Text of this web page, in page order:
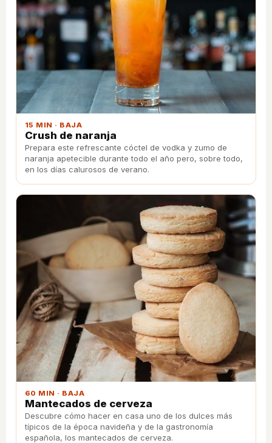
15 MIN · BAJA
Crush de naranja
Prepara este refrescante cóctel de vodka y zumo de
naranja apetecible durante todo el año pero, sobre todo,
en los días calurosos de verano.
60 MIN · BAJA
Mantecados de cerveza
Descubre cómo hacer en casa uno de los dulces más
típicos de la época navideña y de la gastronomía
española, los mantecados de cerveza.